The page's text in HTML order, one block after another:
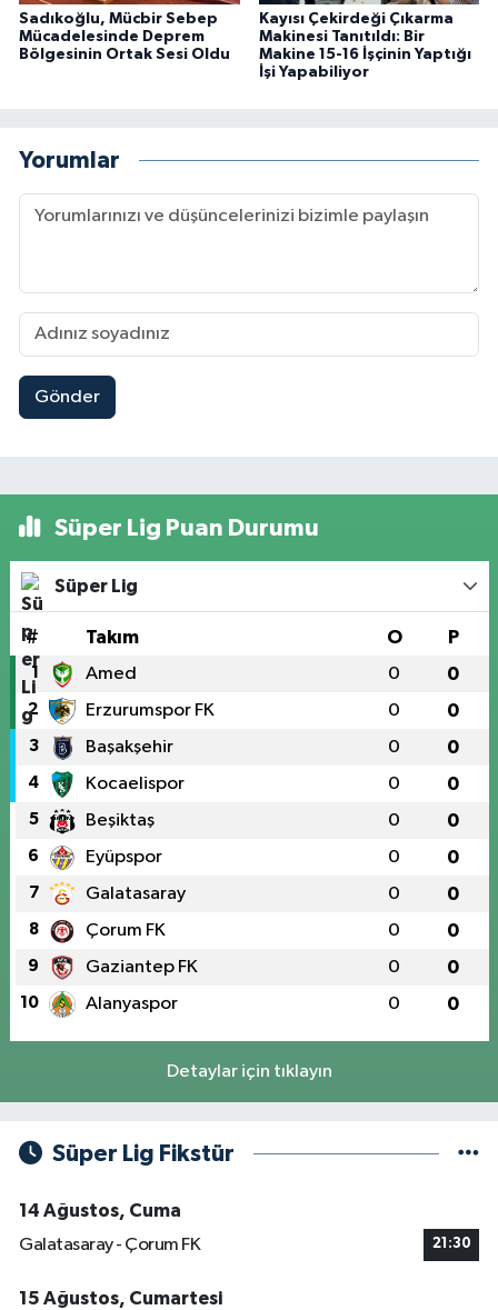
Sadıkoğlu, Mücbir Sebep
Mücadelesinde Deprem
Bölgesinin Ortak Sesi Oldu
Kayısı Çekirdeği Çıkarma
Makinesi Tanıtıldı: Bir
Makine 15-16 İşçinin Yaptığı
İşi Yapabiliyor
Yorumlar
Gönder
Süper Lig Puan Durumu
Süper Lig
# Takım O P
1 Amed 0 0
2 Erzurumspor FK 0 0
3 Başakşehir 0 0
4 Kocaelispor 0 0
5 Beşiktaş 0 0
6 Eyüpspor 0 0
7 Galatasaray 0 0
8 Çorum FK 0 0
9 Gaziantep FK 0 0
10 Alanyaspor 0 0
Detaylar için tıklayın
Süper Lig Fikstür
14 Ağustos, Cuma
Galatasaray - Çorum FK
21:30
15 Ağustos, Cumartesi